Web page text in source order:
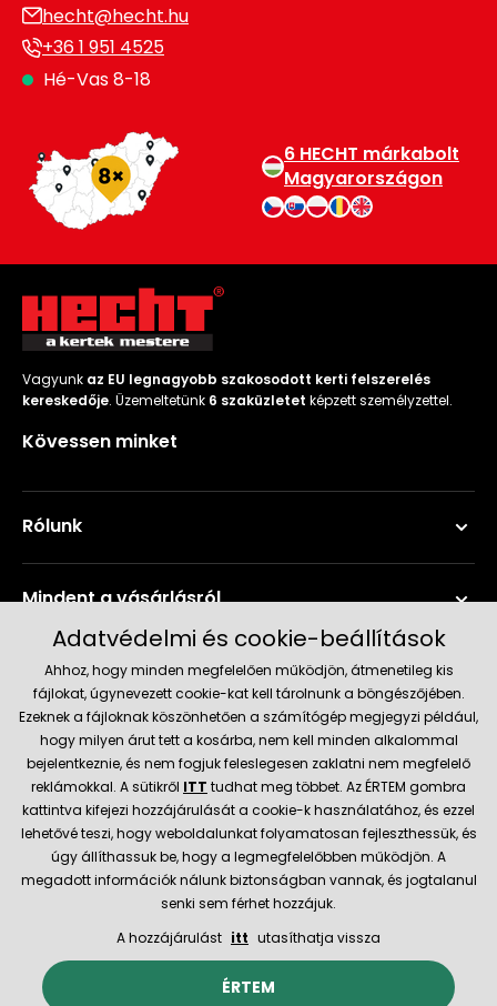
hecht@hecht.hu
+36 1 951 4525
Hé-Vas 8-18
6 HECHT márkabolt
Magyarországon
Vagyunk az EU legnagyobb szakosodott kerti felszerelés
kereskedője. Üzemeltetünk 6 szaküzletet képzett személyzettel.
Kövessen minket
Rólunk
Mindent a vásárlásról
Szerviz és támogatás
Aktuális információk
Szállítás és fizetési módok
Megbízható kereskedő
© 2026 Hecht.cz Általános szerződési feltételek
Adatvédelmi és cookie-beállítások
Ahhoz, hogy minden megfelelően működjön, átmenetileg kis
fájlokat, úgynevezett cookie-kat kell tárolnunk a böngészőjében.
Ezeknek a fájloknak köszönhetően a számítógép megjegyzi például,
hogy milyen árut tett a kosárba, nem kell minden alkalommal
bejelentkeznie, és nem fogjuk feleslegesen zaklatni nem megfelelő
reklámokkal. A sütikről ITT tudhat meg többet. Az ÉRTEM gombra
kattintva kifejezi hozzájárulását a cookie-k használatához, és ezzel
lehetővé teszi, hogy weboldalunkat folyamatosan fejleszthessük, és
úgy állíthassuk be, hogy a legmegfelelőbben működjön. A
megadott információk nálunk biztonságban vannak, és jogtalanul
senki sem férhet hozzájuk.
A hozzájárulást itt utasíthatja vissza
ÉRTEM